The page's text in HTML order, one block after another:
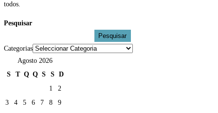
todos.
Pesquisar
Pesquisar
Categorias
Agosto 2026
S
T Q Q S S D
1
2
3
4 5 6 7 8
9